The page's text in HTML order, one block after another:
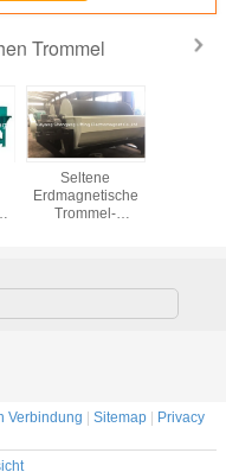
Trommel
Seltene
Erdmagnetische
Trommel-
Verbindung Sitemap
Privacy